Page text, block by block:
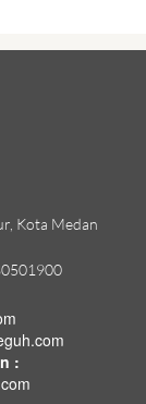
Kota Medan
: